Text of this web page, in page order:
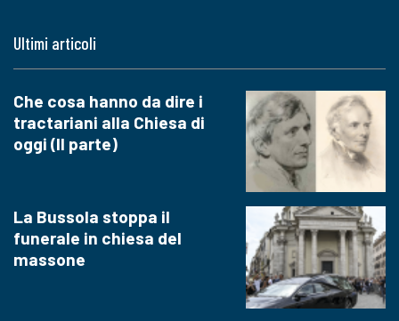
Ultimi articoli
Che cosa hanno da dire i
tractariani alla Chiesa di
oggi (II parte)
La Bussola stoppa il
funerale in chiesa del
massone